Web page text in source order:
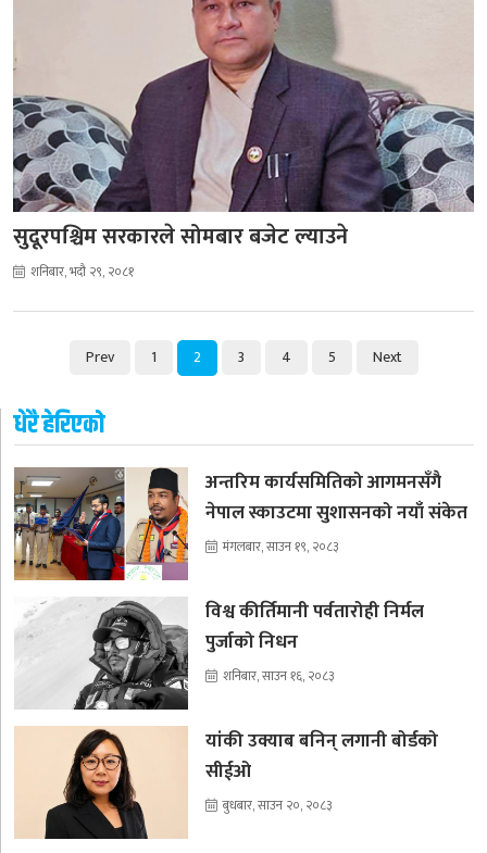
सुदूरपश्चिम सरकारले सोमबार बजेट ल्याउने
शनिबार, भदौ २९, २०८१
Prev 1 2 3 4 5 Next
धेरै हेरिएको
अन्तरिम कार्यसमितिको आगमनसँगै
नेपाल स्काउटमा सुशासनको नयाँ संकेत
मंगलबार, साउन १९, २०८३
विश्व कीर्तिमानी पर्वतारोही निर्मल
पुर्जाको निधन
शनिबार, साउन १६, २०८३
यांकी उक्याब बनिन् लगानी बोर्डको
सीईओ
बुधबार, साउन २०, २०८३